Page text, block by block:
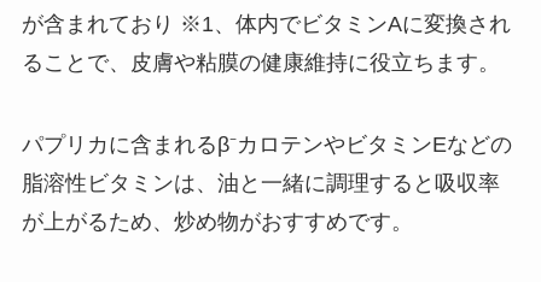
が含まれており ※1、体内でビタミンAに変換され
ることで、皮膚や粘膜の健康維持に役立ちます。
パプリカに含まれるβ⁻カロテンやビタミンEなどの
脂溶性ビタミンは、油と一緒に調理すると吸収率
が上がるため、炒め物がおすすめです。